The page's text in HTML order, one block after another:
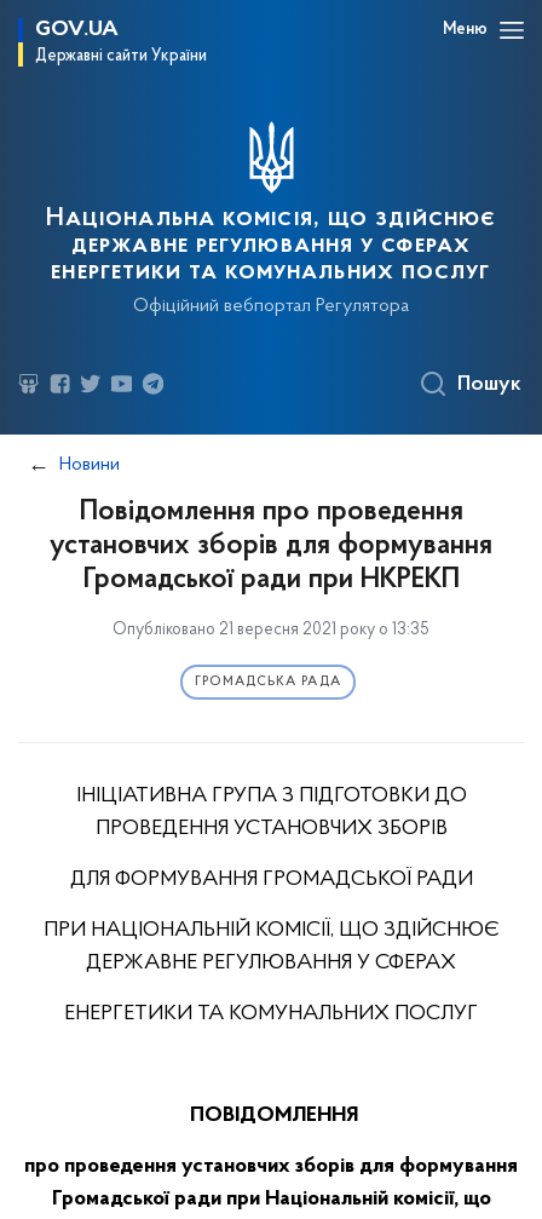
GOV.UA
Державні сайти України
Меню
Національна комісія, що здійснює
державне регулювання у сферах
енергетики та комунальних послуг
Офіційний вебпортал Регулятора
Пошук
Новини
Повідомлення про проведення
установчих зборів для формування
Громадської ради при НКРЕКП
Опубліковано 21 вересня 2021 року о 13:35
ГРОМАДСЬКА РАДА
ІНІЦІАТИВНА ГРУПА З ПІДГОТОВКИ ДО
ПРОВЕДЕННЯ УСТАНОВЧИХ ЗБОРІВ
ДЛЯ ФОРМУВАННЯ ГРОМАДСЬКОЇ РАДИ
ПРИ НАЦІОНАЛЬНІЙ КОМІСІЇ, ЩО ЗДІЙСНЮЄ
ДЕРЖАВНЕ РЕГУЛЮВАННЯ У СФЕРАХ
ЕНЕРГЕТИКИ ТА КОМУНАЛЬНИХ ПОСЛУГ
ПОВІДОМЛЕННЯ
про проведення установчих зборів для формування
Громадської ради при Національній комісії, що